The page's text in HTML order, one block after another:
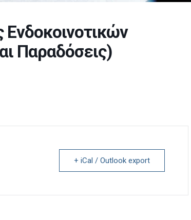
Παραδόσεις)
+ iCal / Outlook export